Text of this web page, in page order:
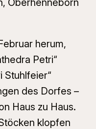
Oberhenneborn
herum,
Petri“
Stuhlfeier“
des Dorfes –
Haus zu Haus.
klopfen